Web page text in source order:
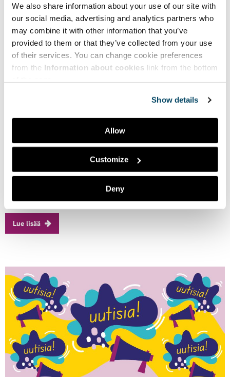
We also share information about your use of our site with
our social media, advertising and analytics partners who
may combine it with other information that you’ve
provided to them or that they’ve collected from your use
of their services. You can change cookie preferences
from the Information about cookies link from the bottom
Show details
Allow
Customize
Deny
Taikusydän-uutiskirje 4/2026 –
Vaikuta ja verkostoidu
kulttuurihyvinvoinnin parissa!
Huhtikuun uutiskirjeen tapahtumat
kutsuvat Sinut verkostoitumaan kulttuurihyvinvoinnin parissa! Nyt
on aika myös valmistautua vaikuttamaan ensi vuoden
eduskuntavaaleissa, mitä silmällä......
Lue lisää